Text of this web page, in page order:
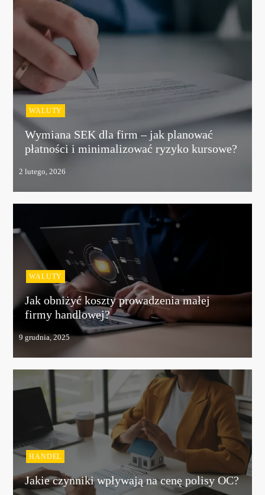
WALUTY
Wymiana SEK dla firm – jak planować
płatności i minimalizować ryzyko kursowe?
WALUTY
Jak obniżyć koszty prowadzenia małej
firmy handlowej?
HANDEL
Jakie czynniki wpływają na cenę polisy OC?